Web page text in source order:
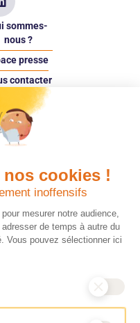
cookies !
inoffensifs
mesurer notre audience,
de temps à autre du
Vous pouvez sélectionner ici
sommes-
nous ?
presse
contacter
Espace
donateur
en confiance
dons sont
à 75 % de
impôts. Depuis
de 15 ans, CARE
est une